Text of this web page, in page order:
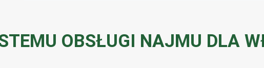
OBSŁUGI NAJMU DLA